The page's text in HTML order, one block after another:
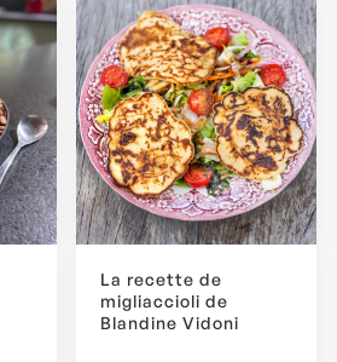
La recette de
migliaccioli de
Blandine Vidoni